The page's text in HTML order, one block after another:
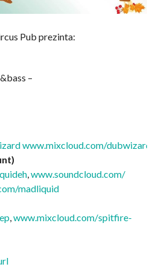
Pub prezinta:
–
www.mixcloud.com/dubwizard
,www.soundcloud.com/
madliquid
,www.mixcloud.com/spitfire-